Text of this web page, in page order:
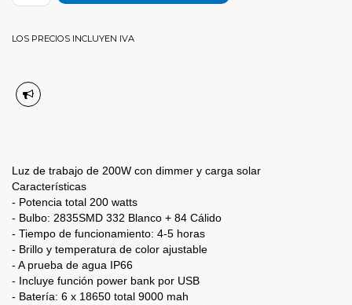
LOS PRECIOS INCLUYEN IVA
Luz de trabajo de 200W con dimmer y carga solar
Características
- Potencia total 200 watts
- Bulbo: 2835SMD 332 Blanco + 84 Cálido
- Tiempo de funcionamiento: 4-5 horas
- Brillo y temperatura de color ajustable
- A prueba de agua IP66
- Incluye función power bank por USB
- Batería: 6 x 18650 total 9000 mah